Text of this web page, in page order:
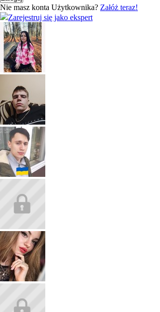
Nie masz konta Użytkownika? Załóż teraz!
Zarejestruj się jako ekspert